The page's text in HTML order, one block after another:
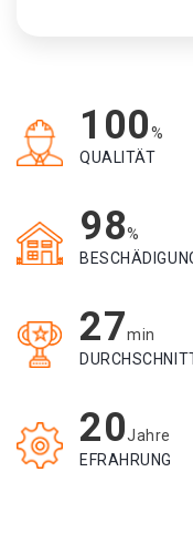
100%
QUALITÄT
98%
27min
20Jahre
EFRAHRUNG